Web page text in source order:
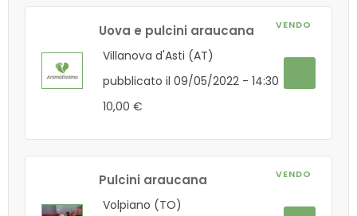
VENDO
Uova e pulcini araucana
Villanova d'Asti (AT)
pubblicato il 09/05/2022 - 14:30
10,00 €
VENDO
Pulcini araucana
Volpiano (TO)